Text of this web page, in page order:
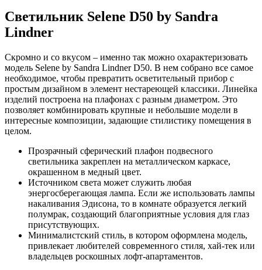
Светильник Selene D50 by Sandra
Lindner
Скромно и со вкусом – именно так можно охарактеризовать
модель Selene by Sandra Lindner D50. В нем собрано все самое
необходимое, чтобы превратить осветительный прибор с
простым дизайном в элемент нестареющей классики. Линейка
изделий построена на плафонах с разным диаметром. Это
позволяет комбинировать крупные и небольшие модели в
интересные композиции, задающие стилистику помещения в
целом.
Прозрачный сферический плафон подвесного
светильника закреплен на металлическом каркасе,
окрашенном в медный цвет.
Источником света может служить любая
энергосберегающая лампа. Если же использовать лампы
накаливания Эдисона, то в комнате образуется легкий
полумрак, создающий благоприятные условия для глаз
присутствующих.
Минималистский стиль, в котором оформлена модель,
привлекает любителей современного стиля, хай-тек или
владельцев роскошных лофт-апартаментов.